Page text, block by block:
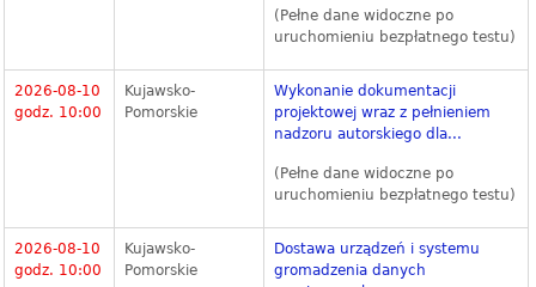
(Pełne dane widoczne po
uruchomieniu bezpłatnego testu)
2026-08-10
godz. 10:00
Kujawsko-
Pomorskie
Wykonanie dokumentacji
projektowej wraz z pełnieniem
nadzoru autorskiego dla...
(Pełne dane widoczne po
uruchomieniu bezpłatnego testu)
2026-08-10
godz. 10:00
Kujawsko-
Pomorskie
Dostawa urządzeń i systemu
gromadzenia danych